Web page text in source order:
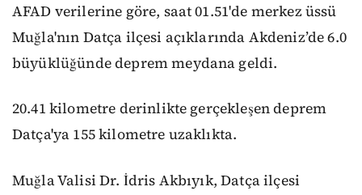
AFAD verilerine göre, saat 01.51'de merkez üssü
Muğla'nın Datça ilçesi açıklarında Akdeniz’de 6.0
büyüklüğünde deprem meydana geldi.
20.41 kilometre derinlikte gerçekleşen deprem
Datça'ya 155 kilometre uzaklıkta.
Muğla Valisi Dr. İdris Akbıyık, Datça ilçesi